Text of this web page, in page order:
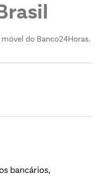
do Banco24Horas.
bancários,